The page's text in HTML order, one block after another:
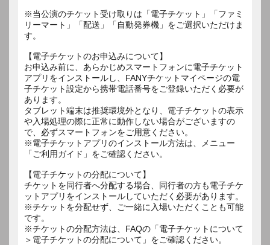
※当公演のチケット受け取りは「電子チケット」「ファミ
リーマート」「配送」「自動発券機」をご選択いただけま
す。
【電子チケットのお申込みについて】
お申込み前に、あらかじめスマートフォンに電子チケット
アプリをインストールし、FANYチケットマイページの電
子チケット設定から携帯電話番号をご登録いただく必要が
あります。
タブレット端末は推奨環境外となり、電子チケットの表示
や入場処理の際に正常に動作しない場合がございますの
で、必ずスマートフォンをご用意ください。
※電子チケットアプリのインストール方法は、メニュー
「ご利用ガイド」をご確認ください。
【電子チケットの分配について】
チケットを同行者へ分配する場合、同行者の方も電子チケ
ットアプリをインストールしていただく必要があります。
※チケットを分配せず、ご一緒に入場いただくことも可能
です。
※チケットの分配方法は、FAQの「電子チケットについて
＞電子チケットの分配について」をご確認ください。